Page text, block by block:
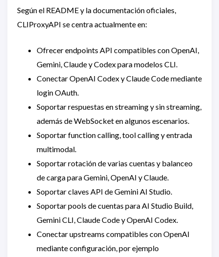
Según el README y la documentación oficiales,
CLIProxyAPI se centra actualmente en:
Ofrecer endpoints API compatibles con OpenAI,
Gemini, Claude y Codex para modelos CLI.
Conectar OpenAI Codex y Claude Code mediante
login OAuth.
Soportar respuestas en streaming y sin streaming,
además de WebSocket en algunos escenarios.
Soportar function calling, tool calling y entrada
multimodal.
Soportar rotación de varias cuentas y balanceo
de carga para Gemini, OpenAI y Claude.
Soportar claves API de Gemini AI Studio.
Soportar pools de cuentas para AI Studio Build,
Gemini CLI, Claude Code y OpenAI Codex.
Conectar upstreams compatibles con OpenAI
mediante configuración, por ejemplo